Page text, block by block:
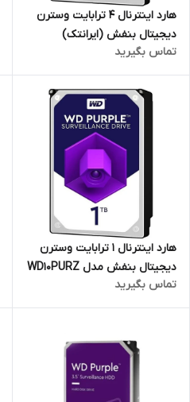
هارد اینترنال 4 ترابایت وسترن
دیجیتال بنفش (ایرانتک)
تماس بگیرید
هارد اینترنال 1 ترابایت وسترن
دیجیتال بنفش مدل WD10PURZ
(ایرانتک)
تماس بگیرید